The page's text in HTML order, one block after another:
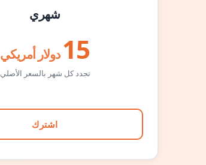
شهري
15 دولار أمريكي
تجدد كل شهر بالسعر الأصلي
اشترك